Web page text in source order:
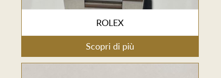
ROLEX
Scopri di più